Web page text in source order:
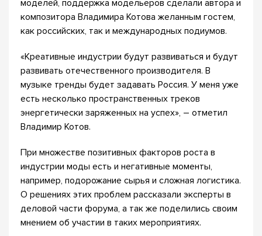
моделей, поддержка модельеров сделали автора и
композитора Владимира Котова желанным гостем,
как российских, так и международных подиумов.
«Креативные индустрии будут развиваться и будут
развивать отечественного производителя. В
музыке тренды будет задавать Россия. У меня уже
есть несколько пространственных треков
энергетически заряженных на успех», – отметил
Владимир Котов.
При множестве позитивных факторов роста в
индустрии моды есть и негативные моменты,
например, подорожание сырья и сложная логистика.
О решениях этих проблем рассказали эксперты в
деловой части форума, а так же поделились своим
мнением об участии в таких мероприятиях.